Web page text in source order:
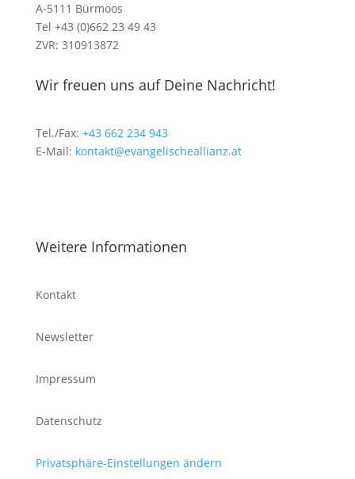
A-5111 Bürmoos
Tel +43 (0)662 23 49 43
ZVR: 310913872
Wir freuen uns auf Deine Nachricht!
Tel./Fax: +43 662 234 943
E-Mail: kontakt@evangelischeallianz.at
Weitere Informationen
Kontakt
Newsletter
Impressum
Datenschutz
Privatsphäre-Einstellungen ändern